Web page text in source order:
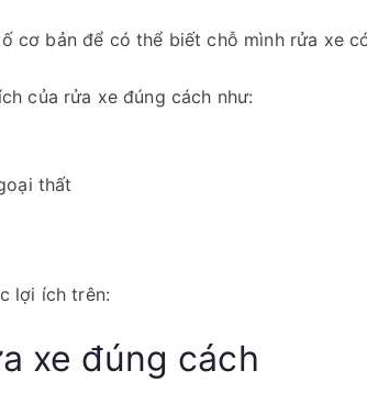
cơ bản để có thể biết chỗ mình rửa xe
của rửa xe đúng cách như:
thất
lợi ích trên:
xe đúng cách